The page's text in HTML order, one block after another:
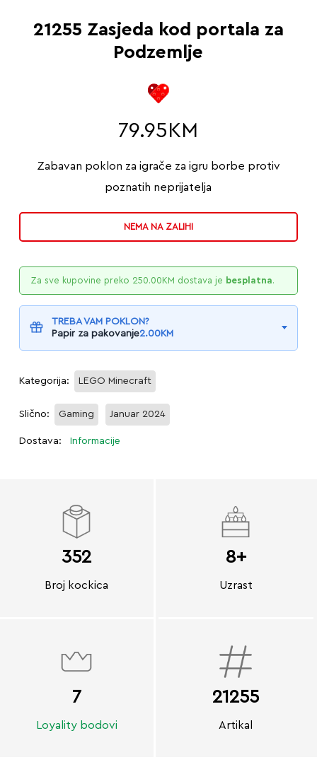
21255 Zasjeda kod portala za
Podzemlje
79.95 KM
Zabavan poklon za igrače za igru borbe protiv
poznatih neprijatelja
NEMA NA ZALIHI
Za sve kupovine preko 250.00KM dostava je besplatna.
TREBA VAM POKLON?
Papir za pakovanje2.00KM
Kategorija: LEGO Minecraft
Slično: Gaming Januar 2024
Dostava: Informacije
352
Broj kockica
8+
Uzrast
7
Loyality bodovi
21255
Artikal